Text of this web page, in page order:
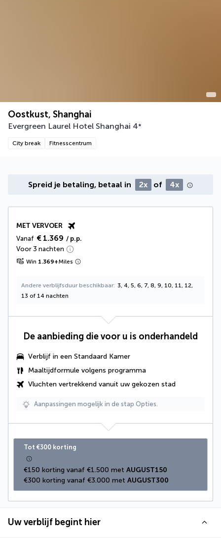
Oostkust, Shanghai
Evergreen Laurel Hotel Shanghai 4*
City break Fitnesscentrum
Spreid je betaling, betaal in 2x of 4x
MET VERVOER
Vanaf € 1.369 / p.p.
Voor 3 nachten
Win 1.369+Miles
Andere verblijfsduur beschikbaar 3, 4, 5, 6, 7, 8, 9, 10, 11, 12,
13 of 14 nachten
De aanbieding die voor u is onderhandeld
Verblijf in een Standaard Kamer
Maaltijdformule volgens programma
Vluchten vertrekkend vanuit uw gekozen stad
Aanpassingen mogelijk in de stap Opties.
Tot €300 korting
€150 korting vanaf €1.500 met AUGUST150
€300 korting vanaf €3.000 met AUGUST300
Uw verblijf begint hier